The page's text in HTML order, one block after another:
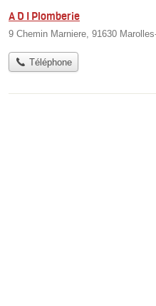
A D I Plomberie
9 Chemin Marniere, 91630
Téléphone